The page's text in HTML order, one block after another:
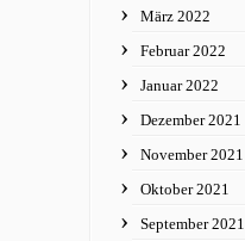
März 2022
Februar 2022
Januar 2022
Dezember 2021
November 2021
Oktober 2021
September 2021